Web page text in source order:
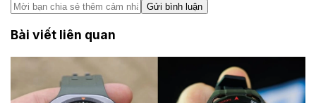
Gửi bình luận
Bài viết liên quan